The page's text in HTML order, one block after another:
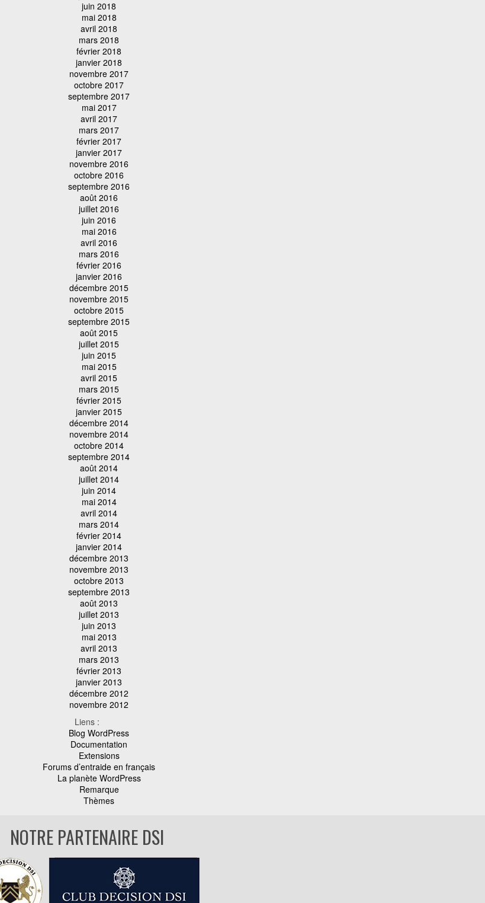
juin 2018
mai 2018
avril 2018
mars 2018
février 2018
janvier 2018
novembre 2017
octobre 2017
septembre 2017
mai 2017
avril 2017
mars 2017
février 2017
janvier 2017
novembre 2016
octobre 2016
septembre 2016
août 2016
juillet 2016
juin 2016
mai 2016
avril 2016
mars 2016
février 2016
janvier 2016
décembre 2015
novembre 2015
octobre 2015
septembre 2015
août 2015
juillet 2015
juin 2015
mai 2015
avril 2015
mars 2015
février 2015
janvier 2015
décembre 2014
novembre 2014
octobre 2014
septembre 2014
août 2014
juillet 2014
juin 2014
mai 2014
avril 2014
mars 2014
février 2014
janvier 2014
décembre 2013
novembre 2013
octobre 2013
septembre 2013
août 2013
juillet 2013
juin 2013
mai 2013
avril 2013
mars 2013
février 2013
janvier 2013
décembre 2012
novembre 2012
Liens :
Blog WordPress
Documentation
Extensions
Forums d’entraide en français
La planète WordPress
Remarque
Thèmes
NOTRE PARTENAIRE DSI